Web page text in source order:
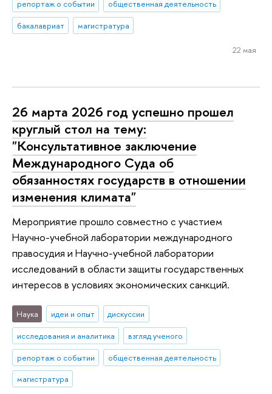
репортаж о событии
общественная деятельность
бакалавриат
магистратура
22 мая
26 марта 2026 год успешно прошел
круглый стол на тему:
"Консультативное заключение
Международного Суда об
обязанностях государств в отношении
изменения климата"
Мероприятие прошло совместно с участием
Научно-учебной лаборатории международного
правосудия и Научно-учебной лаборатории
исследований в области защиты государственных
интересов в условиях экономических санкций.
Наука идеи и опыт
дискуссии
исследования и аналитика
взгляд ученого
репортаж о событии
общественная деятельность
магистратура